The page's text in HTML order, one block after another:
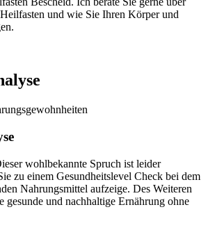
und wie Sie Ihren Körper und
wohlbekannte Spruch ist leider
zu einem Gesundheitslevel Check bei dem
Nahrungsmittel aufzeige. Des Weiteren
gesunde und nachhaltige Ernährung ohne